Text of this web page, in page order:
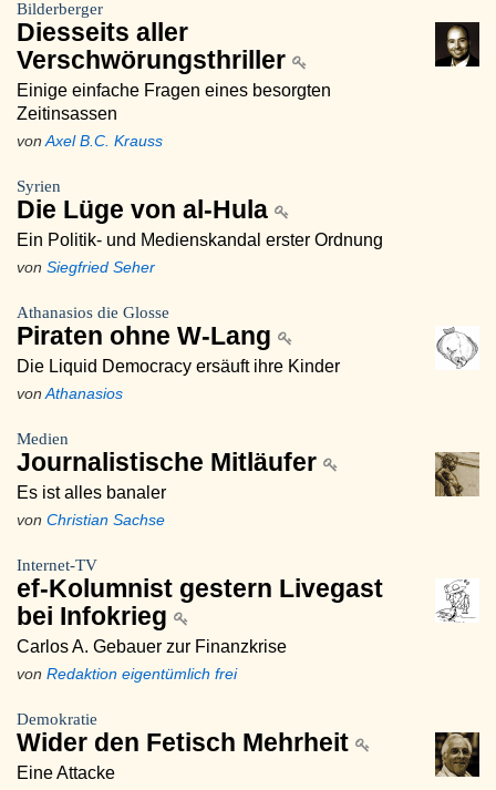
Bilderberger
Diesseits aller
Verschwörungsthriller
Einige einfache Fragen eines besorgten
Zeitinsassen
von Axel B.C. Krauss
Syrien
Die Lüge von al-Hula
Ein Politik- und Medienskandal erster Ordnung
von Siegfried Seher
Athanasios die Glosse
Piraten ohne W-Lang
Die Liquid Democracy ersäuft ihre Kinder
von Athanasios
Medien
Journalistische Mitläufer
Es ist alles banaler
von Christian Sachse
Internet-TV
ef-Kolumnist gestern Livegast
bei Infokrieg
Carlos A. Gebauer zur Finanzkrise
von Redaktion eigentümlich frei
Demokratie
Wider den Fetisch Mehrheit
Eine Attacke